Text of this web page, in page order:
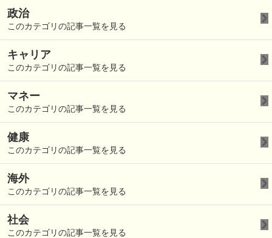
政治
このカテゴリの記事一覧を見る
キャリア
このカテゴリの記事一覧を見る
マネー
このカテゴリの記事一覧を見る
健康
このカテゴリの記事一覧を見る
海外
このカテゴリの記事一覧を見る
社会
このカテゴリの記事一覧を見る